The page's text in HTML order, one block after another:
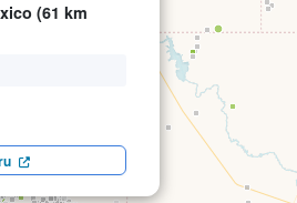
(61 km